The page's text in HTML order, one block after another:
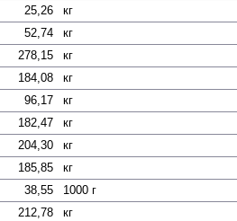
25,26
кг
52,74
кг
278,15
кг
184,08
кг
96,17
кг
182,47
кг
204,30
кг
185,85
кг
38,55
1000 г
212,78
кг